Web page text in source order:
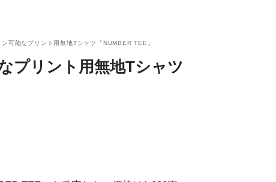
可能なプリント用無地Tシャツ「NUMBER TEE」
プリント用無地Tシャツ